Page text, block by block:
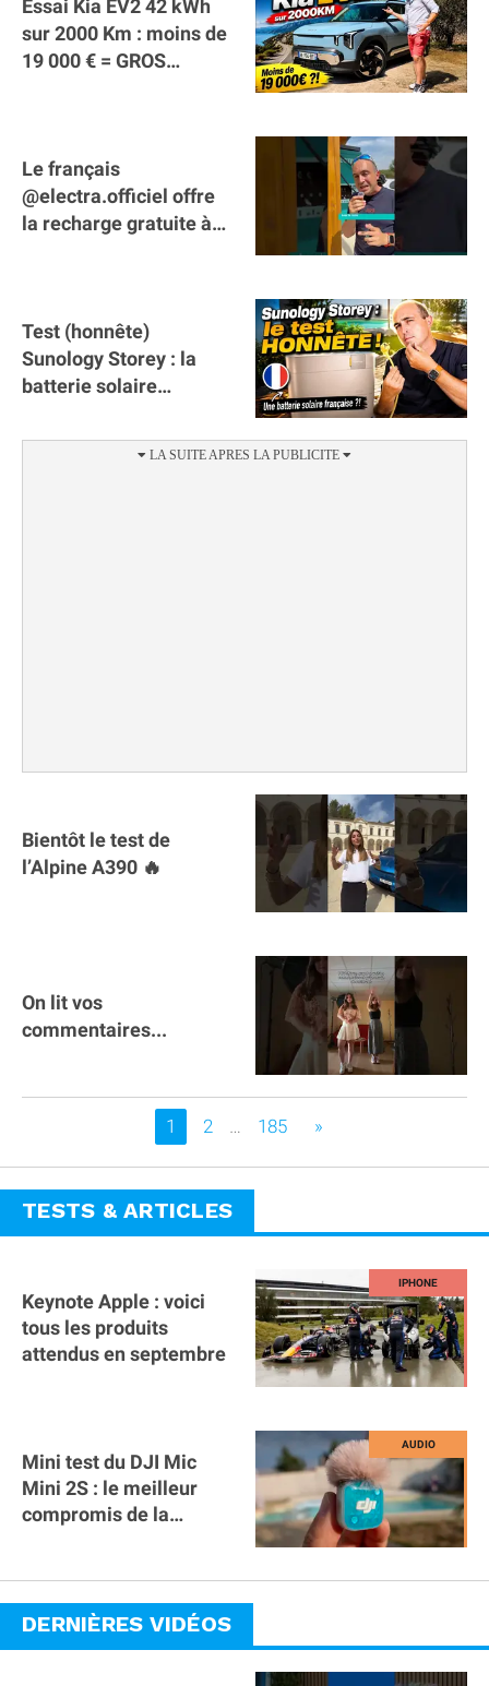
Essai Kia EV2 42 kWh
sur 2000 Km : moins de
19 000 € = GROS
Le français
@electra.officiel offre
la recharge gratuite à
Test (honnête)
Sunology Storey : la
batterie solaire
Bientôt le test de
l’Alpine A390 🔥
On lit vos
commentaires...
Vous êtes sur la page
1 2 … 185 »
TESTS & ARTICLES
Keynote Apple : voici
tous les produits
attendus en septembre
Mini test du DJI Mic
Mini 2S : le meilleur
compromis de la
DERNIÈRES VIDÉOS